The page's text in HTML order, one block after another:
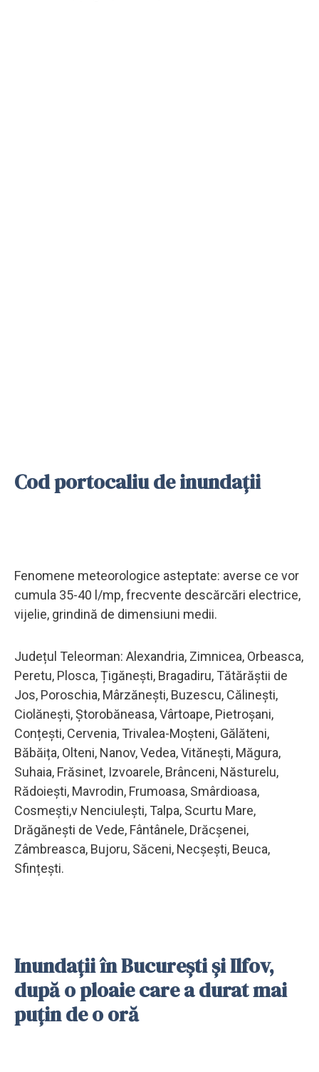
Cod portocaliu de inundaţii
Fenomene meteorologice asteptate: averse ce vor
cumula 35-40 l/mp, frecvente descărcări electrice,
vijelie, grindină de dimensiuni medii.
Județul Teleorman: Alexandria, Zimnicea, Orbeasca,
Peretu, Plosca, Țigănești, Bragadiru, Tătărăștii de
Jos, Poroschia, Mârzănești, Buzescu, Călinești,
Ciolănești, Ștorobăneasa, Vârtoape, Pietroșani,
Conțești, Cervenia, Trivalea-Moșteni, Gălăteni,
Băbăița, Olteni, Nanov, Vedea, Vitănești, Măgura,
Suhaia, Frăsinet, Izvoarele, Brânceni, Năsturelu,
Rădoiești, Mavrodin, Frumoasa, Smârdioasa,
Cosmești,v Nenciulești, Talpa, Scurtu Mare,
Drăgănești de Vede, Fântânele, Drăcșenei,
Zâmbreasca, Bujoru, Săceni, Necșești, Beuca,
Sfințești.
Inundații în București și Ilfov,
după o ploaie care a durat mai
puțin de o oră